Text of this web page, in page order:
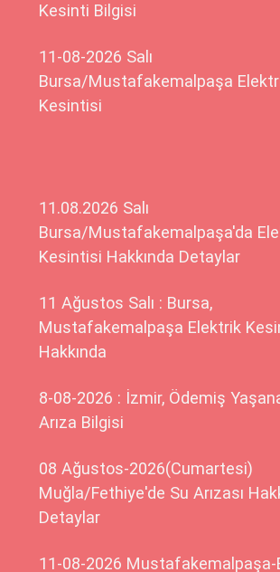
Kesinti Bilgisi
11-08-2026 Salı
Bursa/Mustafakemalpaşa
Kesintisi
11.08.2026 Salı
Bursa/Mustafakemalpaşa'da
Kesintisi Hakkında Detaylar
11 Ağustos Salı : Bursa,
Mustafakemalpaşa Elektrik
Hakkında
8-08-2026 : İzmir, Ödemiş
Arıza Bilgisi
08 Ağustos-2026(Cumartesi)
Muğla/Fethiye'de Su Arızası
Detaylar
11-08-2026 Mustafakemalpaşa-